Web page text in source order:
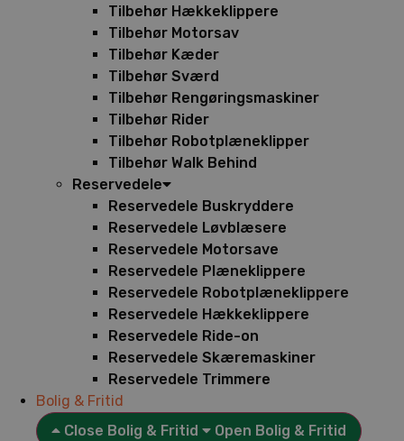
Tilbehør Hækkeklippere
Tilbehør Motorsav
Tilbehør Kæder
Tilbehør Sværd
Tilbehør Rengøringsmaskiner
Tilbehør Rider
Tilbehør Robotplæneklipper
Tilbehør Walk Behind
Reservedele
Reservedele Buskryddere
Reservedele Løvblæsere
Reservedele Motorsave
Reservedele Plæneklippere
Reservedele Robotplæneklippere
Reservedele Hækkeklippere
Reservedele Ride-on
Reservedele Skæremaskiner
Reservedele Trimmere
Bolig & Fritid
Close Bolig & Fritid
Open Bolig & Fritid